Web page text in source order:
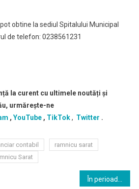
obtine la sediul Spitalului Municipal
de telefon: 0238561231
la curent cu ultimele noutăți și
urmărește-ne
, YouTube, TikTok, Twitter .
contabil
ramnicu sarat
Sarat